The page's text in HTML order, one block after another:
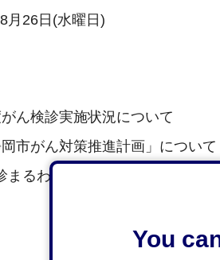
You
月26日(水曜日)
ん検診実施状況について
岡市がん対策推進計画」について
まるわかりガイド」の改訂（案